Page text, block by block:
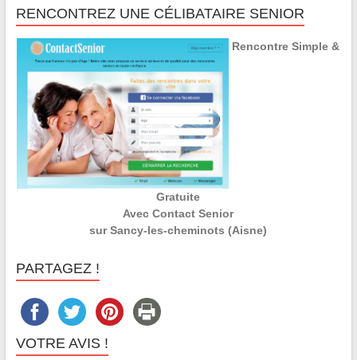
RENCONTREZ UNE CÉLIBATAIRE SENIOR
Rencontre Simple &
Gratuite
Avec Contact Senior
sur Sancy-les-cheminots (Aisne)
PARTAGEZ !
VOTRE AVIS !